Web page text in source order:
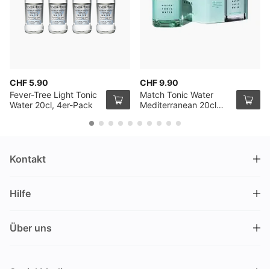
CHF 5.90
Fever-Tree Light Tonic
Water 20cl, 4er-Pack
CHF 9.90
Match Tonic Water
Mediterranean 20cl
Kontakt
Nüschelerstrasse 35
Schweiz
Hilfe
Über uns